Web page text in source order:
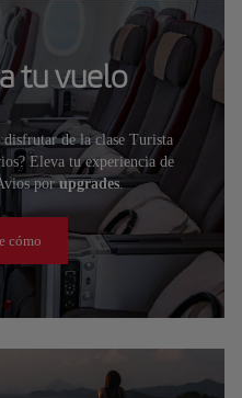
tu vuelo
disfrutar de la clase Turista
Eleva tu experiencia de
porupgrades.
cómo